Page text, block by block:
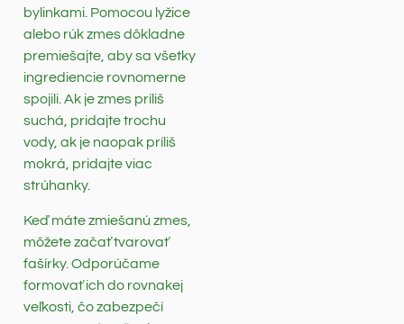
bylinkami. Pomocou lyžice
alebo rúk zmes dôkladne
premiešajte, aby sa všetky
ingrediencie rovnomerne
spojili. Ak je zmes príliš
suchá, pridajte trochu
vody, ak je naopak príliš
mokrá, pridajte viac
strúhanky.
Keď máte zmiešanú zmes,
môžete začať tvarovať
fašírky. Odporúčame
formovať ich do rovnakej
veľkosti, čo zabezpečí